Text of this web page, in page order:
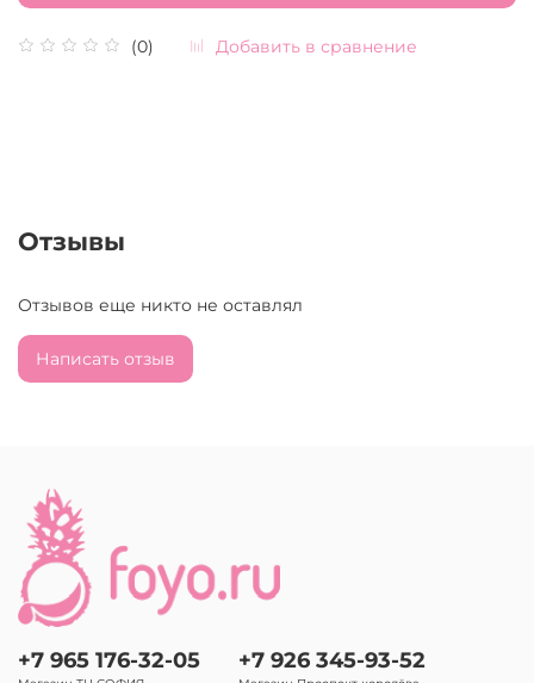
(0) Добавить в сравнение
Отзывы
Отзывов еще никто не оставлял
Написать отзыв
+7 965 176-32-05 +7 926 345-93-52